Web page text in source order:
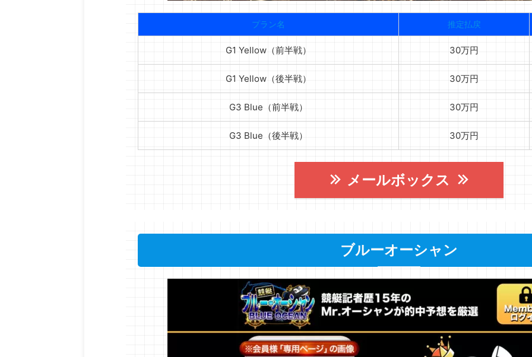
プラン名 推定払戻
G1 Yellow（前半戦） 30万円
G1 Yellow（後半戦） 30万円
G3 Blue（前半戦） 30万円
G3 Blue（後半戦） 30万円
メールボックス
ブルーオーシャン